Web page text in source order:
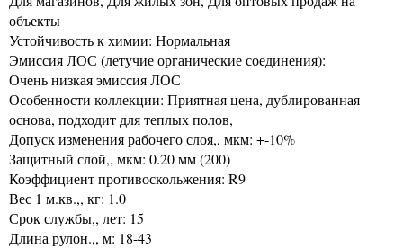
объекты
Устойчивость к химии: Нормальная
Эмиссия ЛОС (летучие органические соединения):
Очень низкая эмиссия ЛОС
Особенности коллекции: Приятная цена, дублированная
основа, подходит для теплых полов,
Допуск изменения рабочего слоя,, мкм: +-10%
Защитный слой,, мкм: 0.20 мм (200)
Коэффициент противоскольжения: R9
Вес 1 м.кв.,, кг: 1.0
Срок службы,, лет: 15
Длина рулон.,, м: 18-43